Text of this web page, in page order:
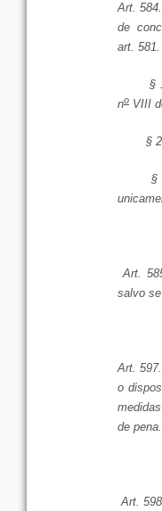
Art.
de
art. 581.
§
no VIII
§ 2
§
Art.
salvo
Art.
o
de pena.
Art.